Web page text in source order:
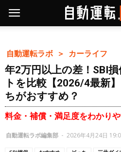
自動運転ラボ ＞ カーライフ
年2万円以上の差！SBI
トを比較【2026/4最新
ちがおすすめ？
料金・補償・満足度をわかり
自動運転ラボ編集部 - 2026年4月24日